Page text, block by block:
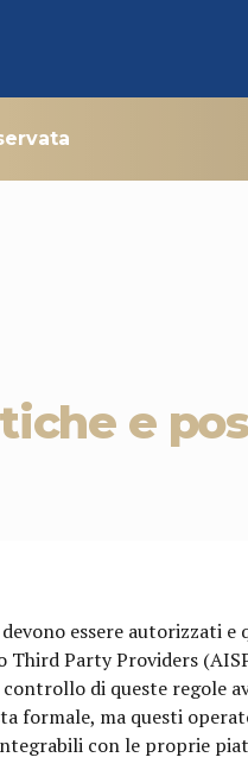
e
essere autorizzati
Party Providers (AISP,
di queste regole
ma questi
con le proprie